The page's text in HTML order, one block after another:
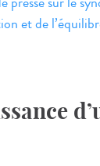
et de